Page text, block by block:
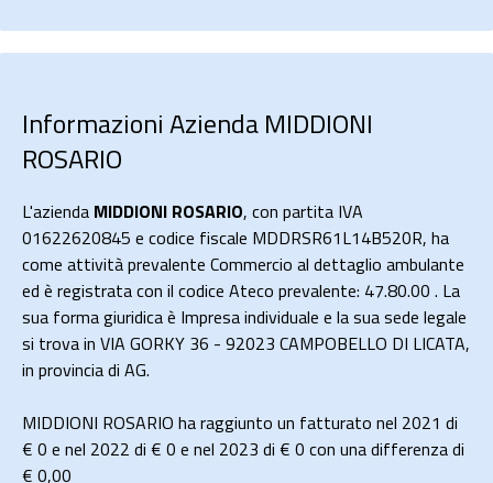
Informazioni Azienda MIDDIONI
ROSARIO
L'azienda MIDDIONI ROSARIO, con partita IVA
01622620845 e codice fiscale MDDRSR61L14B520R, ha
come attività prevalente Commercio al dettaglio ambulante
ed è registrata con il codice Ateco prevalente: 47.80.00 . La
sua forma giuridica è Impresa individuale e la sua sede legale
si trova in VIA GORKY 36 - 92023 CAMPOBELLO DI LICATA,
in provincia di AG.
MIDDIONI ROSARIO ha raggiunto un fatturato nel 2021 di
€ 0 e nel 2022 di € 0 e nel 2023 di € 0 con una differenza di
€ 0,00